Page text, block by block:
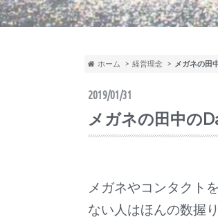
ホーム 経営理念 メガネの田
2019/01/31
メガネの田中の
メガネやコンタクト
ない人はほんの数握